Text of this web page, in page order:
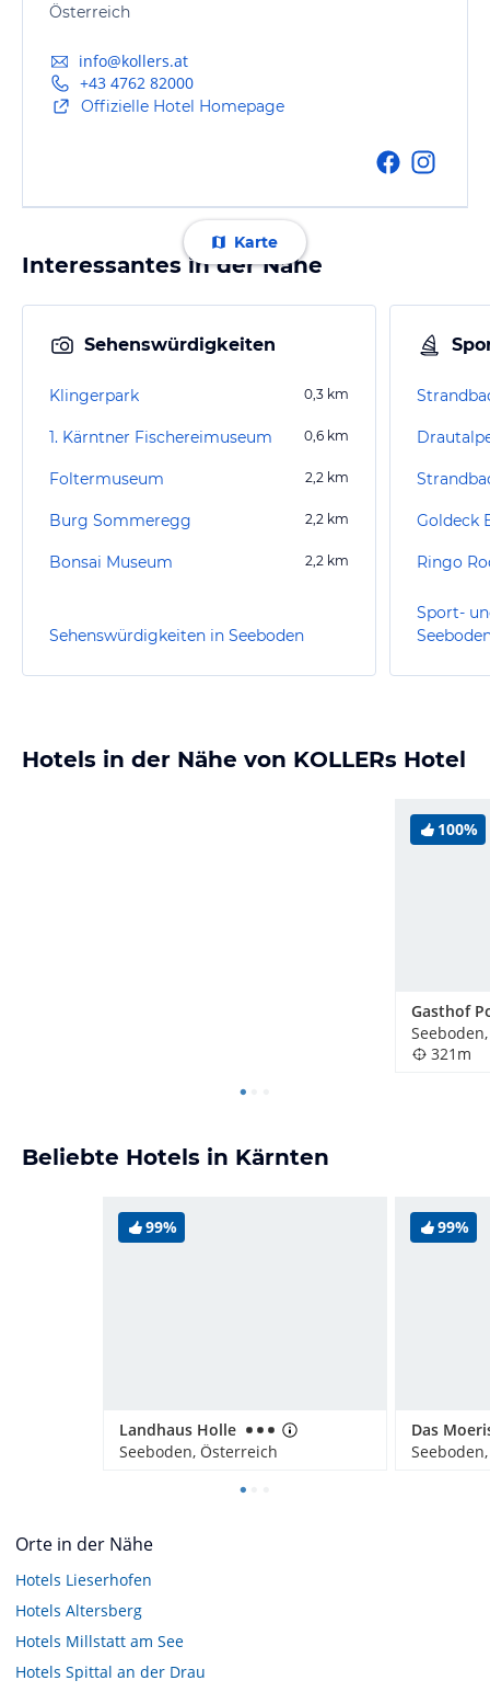
Österreich
info@kollers.at
+43 4762 82000
Offizielle Hotel Homepage
Karte
Interessantes in der Nähe
Sehenswürdigkeiten
Klingerpark 0,3 km
1. Kärntner Fischereimuseum 0,6 km
Foltermuseum 2,2 km
Burg Sommeregg 2,2 km
Bonsai Museum 2,2 km
Sehenswürdigkeiten in Seeboden
Goldeck
Ringo
Sport-
Hotels in der Nähe von KOLLERs Hotel
100%
Gasthof
321m
Beliebte Hotels in Kärnten
99%
Landhaus Holle
Seeboden, Österreich
99%
Das
Orte in der Nähe
Hotels Lieserhofen
Hotels Altersberg
Hotels Millstatt am See
Hotels Spittal an der Drau